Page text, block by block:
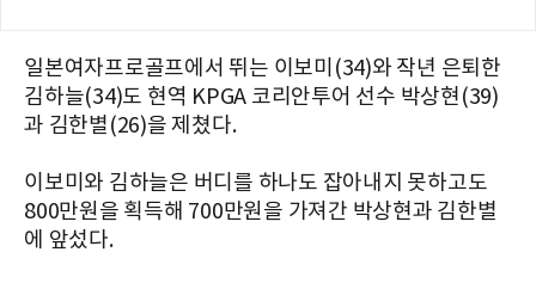
일본여자프로골프에서 뛰는 이보미(34)와 작년 은퇴한
김하늘(34)도 현역 KPGA 코리안투어 선수 박상현(39)
과 김한별(26)을 제쳤다.
이보미와 김하늘은 버디를 하나도 잡아내지 못하고도
800만원을 획득해 700만원을 가져간 박상현과 김한별
에 앞섰다.